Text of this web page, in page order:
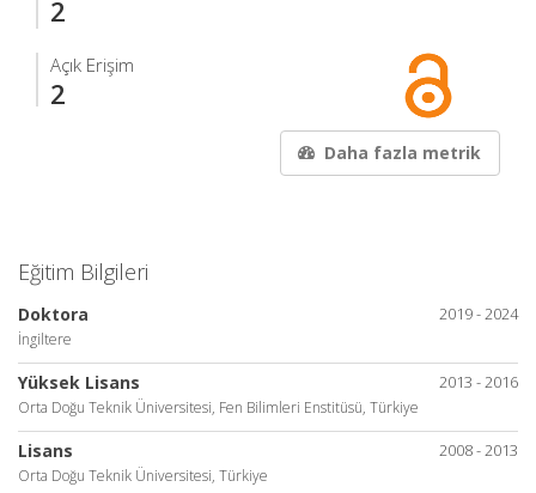
2
Açık Erişim
2
Daha fazla metrik
Eğitim Bilgileri
2019 - 2024
Doktora
İngiltere
2013 - 2016
Yüksek Lisans
Orta Doğu Teknik Üniversitesi, Fen Bilimleri Enstitüsü, Türkiye
2008 - 2013
Lisans
Orta Doğu Teknik Üniversitesi, Türkiye